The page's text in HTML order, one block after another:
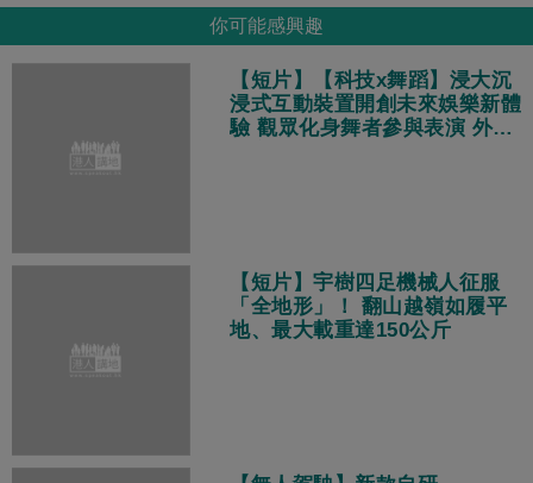
你可能感興趣
【短片】【科技x舞蹈】浸大沉
浸式互動裝置開創未來娛樂新體
驗 觀眾化身舞者參與表演 外國
【短片】宇樹四足機械人征服
「全地形」！ 翻山越嶺如履平
地、最大載重達150公斤